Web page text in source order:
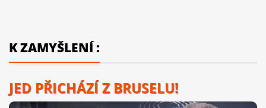
K ZAMYŠLENÍ :
JED PŘICHÁZÍ Z BRUSELU!